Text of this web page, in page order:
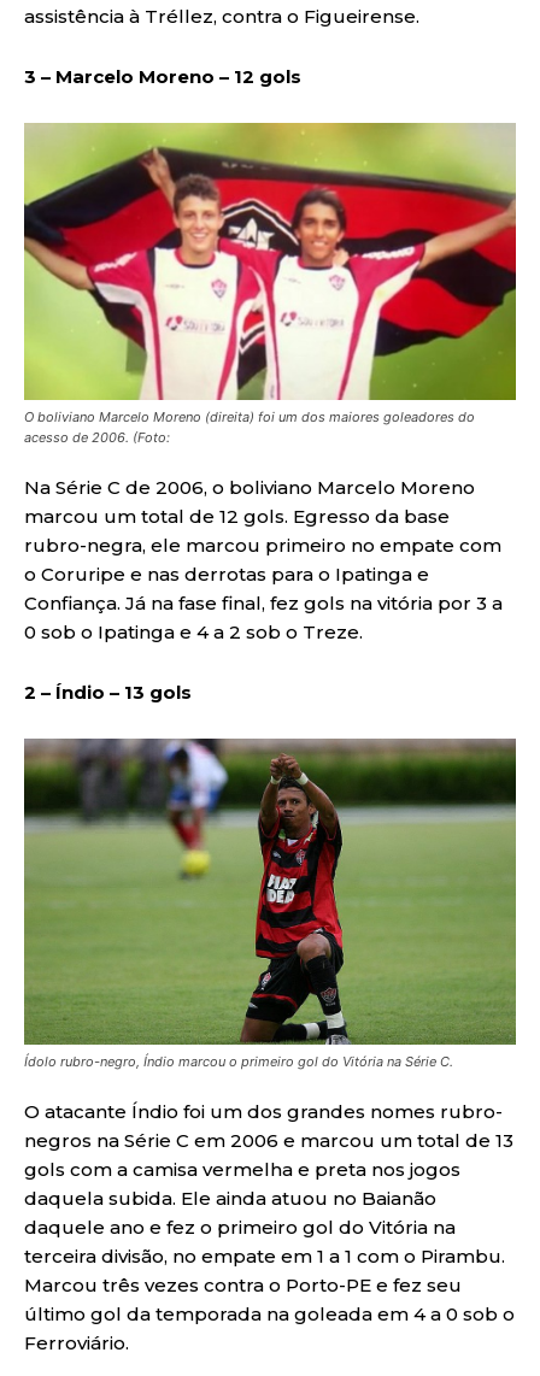
assistência à Tréllez, contra o Figueirense.
3 – Marcelo Moreno – 12 gols
O boliviano Marcelo Moreno (direita) foi um dos maiores goleadores do
acesso de 2006. (Foto:
Na Série C de 2006, o boliviano Marcelo Moreno
marcou um total de 12 gols. Egresso da base
rubro-negra, ele marcou primeiro no empate com
o Coruripe e nas derrotas para o Ipatinga e
Confiança. Já na fase final, fez gols na vitória por 3 a
0 sob o Ipatinga e 4 a 2 sob o Treze.
2 – Índio – 13 gols
Ídolo rubro-negro, Índio marcou o primeiro gol do Vitória na Série C.
O atacante Índio foi um dos grandes nomes rubro-
negros na Série C em 2006 e marcou um total de 13
gols com a camisa vermelha e preta nos jogos
daquela subida. Ele ainda atuou no Baianão
daquele ano e fez o primeiro gol do Vitória na
terceira divisão, no empate em 1 a 1 com o Pirambu.
Marcou três vezes contra o Porto-PE e fez seu
último gol da temporada na goleada em 4 a 0 sob o
Ferroviário.